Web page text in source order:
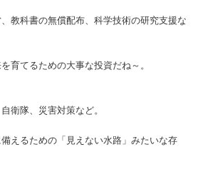
教科書の無償配布、科学技術の研究支援な
育てるための大事な投資だね～。
衛隊、災害対策など。
えるための「見えない水路」みたいな存